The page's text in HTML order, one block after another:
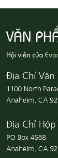
VĂN
Hội viên của
Địa Chỉ Văn
1100 North
Anaheim, CA
Địa Chỉ Hộp
PO Box 4568
Anaheim, CA